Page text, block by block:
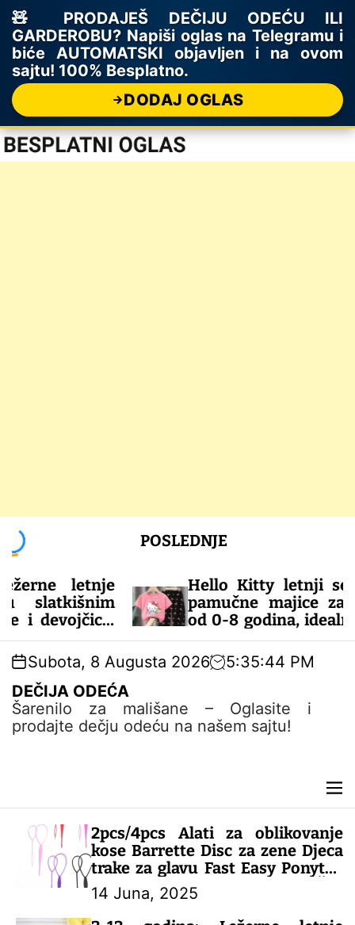
🧸 PRODAJEŠ DEČIJU ODEĆU ILI
GARDEROBU? Napiši oglas na Telegramu i
biće AUTOMATSKI objavljen i na ovom
sajtu! 100% Besplatno.
DODAJ OGLAS
o
POSLEDNJE
letnje
za
Hello Kitty letnji set:
pamučne majice za
od 0-8 godina, idealne za
dane!
– DEČIJA ODEĆA
Subota, 8 Augusta 2026 5:35:44 PM
DEČIJA ODEĆA
Šarenilo za mališane – Oglasite i
prodajte dečju odeću na našem sajtu!
M
e
n
u
2pcs/4pcs Alati za oblikovanje
kose Barrette Disc za zene Djeca
trake za glavu Fast Easy Ponytail
Creator dodaci za kosu – DEČIJI
KOMPLETI
14 Juna, 2025